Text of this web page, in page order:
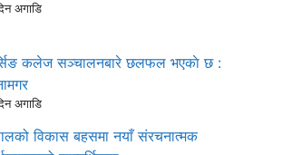
अगाडि
कलेज सञ्चालनबारे छलफल भएकाे छ :
अगाडि
विकास बहसमा नयाँ संरचनात्मक